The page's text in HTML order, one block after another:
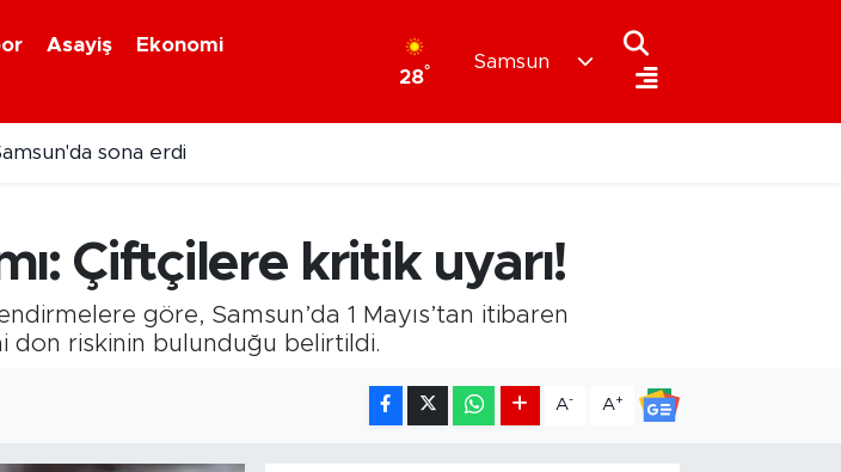
Asayiş
Ekonomi
28°
Samsun
sona erdi
Çiftçilere kritik uyarı!
göre, Samsun’da 1 Mayıs’tan itibaren
don riskinin bulunduğu belirtildi.
A- A+